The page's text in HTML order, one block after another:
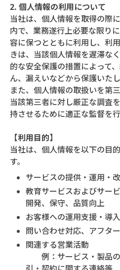
2. 個人情報の利用について
当社は、個人情報を取得の際
内で、業務遂行上必要な限り
容に保つとともに利用し、利
きは、当該個人情報を遅滞な
的な安全保護の措置によって
ん、漏えいなどから保護いたし
また、個人情報の取扱いを第
当該第三者に対し厳正な調査
持させるために適正な監督を行
【利用目的】
当社は、個人情報を以下の目
す。
サービスの提供・運用・
教育サービスおよびサー
開発、保守、品質向上
お客様への運用支援・導
問い合わせ対応、アフタ
関連する営業活動
例：サービス・製品の